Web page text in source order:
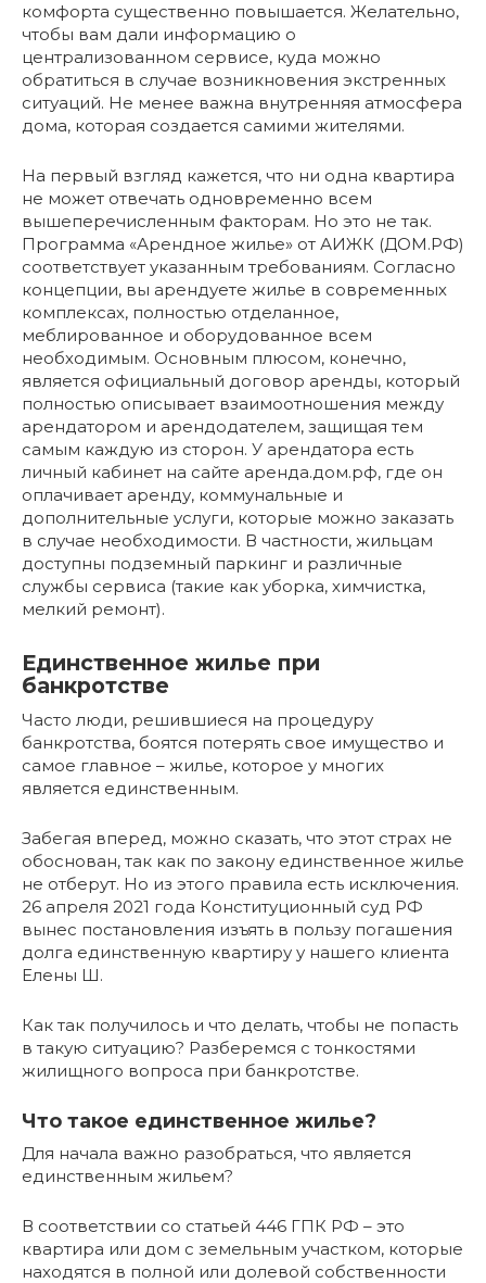
комфорта существенно повышается. Желательно,
чтобы вам дали информацию о
централизованном сервисе, куда можно
обратиться в случае возникновения экстренных
ситуаций. Не менее важна внутренняя атмосфера
дома, которая создается самими жителями.
На первый взгляд кажется, что ни одна квартира
не может отвечать одновременно всем
вышеперечисленным факторам. Но это не так.
Программа «Арендное жилье» от АИЖК (ДОМ.РФ)
соответствует указанным требованиям. Согласно
концепции, вы арендуете жилье в современных
комплексах, полностью отделанное,
меблированное и оборудованное всем
необходимым. Основным плюсом, конечно,
является официальный договор аренды, который
полностью описывает взаимоотношения между
арендатором и арендодателем, защищая тем
самым каждую из сторон. У арендатора есть
личный кабинет на сайте аренда.дом.рф, где он
оплачивает аренду, коммунальные и
дополнительные услуги, которые можно заказать
в случае необходимости. В частности, жильцам
доступны подземный паркинг и различные
службы сервиса (такие как уборка, химчистка,
мелкий ремонт).
Единственное жилье при
банкротстве
Часто люди, решившиеся на процедуру
банкротства, боятся потерять свое имущество и
самое главное – жилье, которое у многих
является единственным.
Забегая вперед, можно сказать, что этот страх не
обоснован, так как по закону единственное жилье
не отберут. Но из этого правила есть исключения.
26 апреля 2021 года Конституционный суд РФ
вынес постановления изъять в пользу погашения
долга единственную квартиру у нашего клиента
Елены Ш.
Как так получилось и что делать, чтобы не попасть
в такую ситуацию? Разберемся с тонкостями
жилищного вопроса при банкротстве.
Что такое единственное жилье?
Для начала важно разобраться, что является
единственным жильем?
В соответствии со статьей 446 ГПК РФ – это
квартира или дом с земельным участком, которые
находятся в полной или долевой собственности